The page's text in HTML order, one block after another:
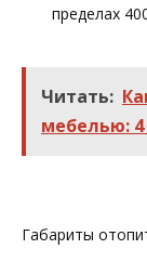
пределах
Читать:
мебелью:
Габариты